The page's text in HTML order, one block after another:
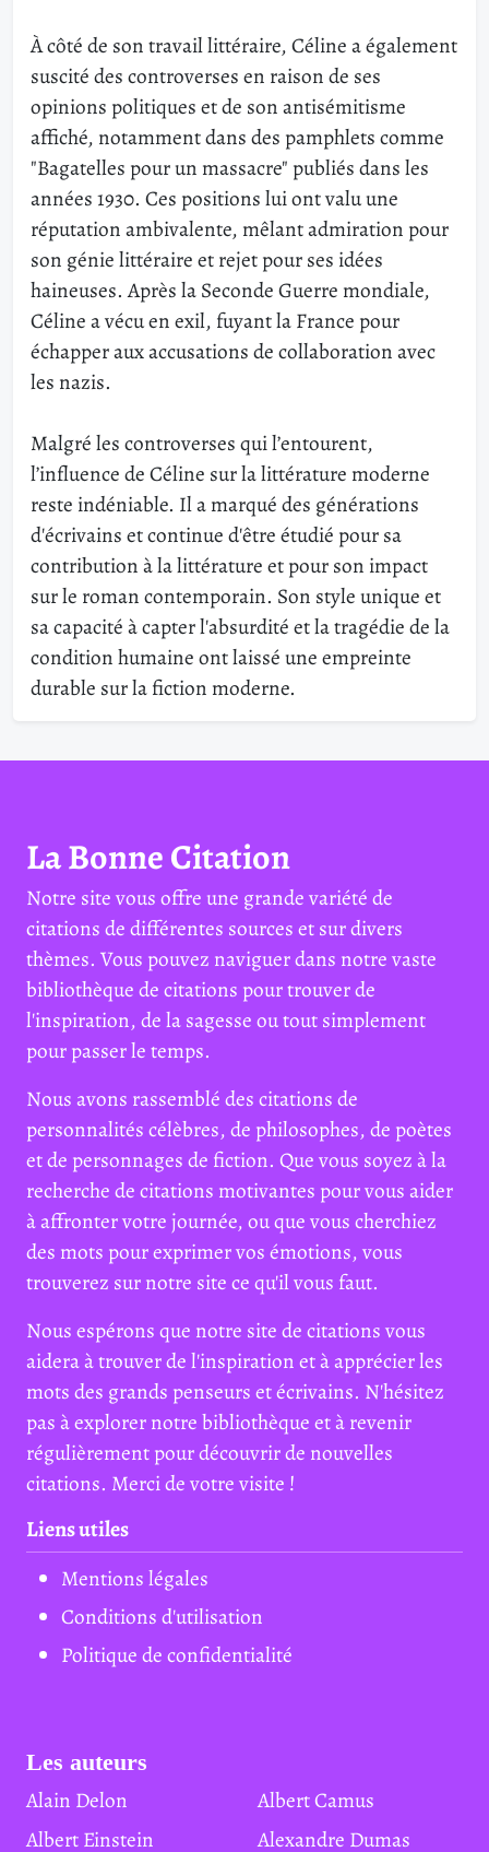
À côté de son travail littéraire, Céline a également
suscité des controverses en raison de ses
opinions politiques et de son antisémitisme
affiché, notamment dans des pamphlets comme
"Bagatelles pour un massacre" publiés dans les
années 1930. Ces positions lui ont valu une
réputation ambivalente, mêlant admiration pour
son génie littéraire et rejet pour ses idées
haineuses. Après la Seconde Guerre mondiale,
Céline a vécu en exil, fuyant la France pour
échapper aux accusations de collaboration avec
les nazis.
Malgré les controverses qui l’entourent,
l’influence de Céline sur la littérature moderne
reste indéniable. Il a marqué des générations
d'écrivains et continue d'être étudié pour sa
contribution à la littérature et pour son impact
sur le roman contemporain. Son style unique et
sa capacité à capter l'absurdité et la tragédie de la
condition humaine ont laissé une empreinte
durable sur la fiction moderne.
La Bonne Citation
Notre site vous offre une grande variété de
citations de différentes sources et sur divers
thèmes. Vous pouvez naviguer dans notre vaste
bibliothèque de citations pour trouver de
l'inspiration, de la sagesse ou tout simplement
pour passer le temps.
Nous avons rassemblé des citations de
personnalités célèbres, de philosophes, de poètes
et de personnages de fiction. Que vous soyez à la
recherche de citations motivantes pour vous aider
à affronter votre journée, ou que vous cherchiez
des mots pour exprimer vos émotions, vous
trouverez sur notre site ce qu'il vous faut.
Nous espérons que notre site de citations vous
aidera à trouver de l'inspiration et à apprécier les
mots des grands penseurs et écrivains. N'hésitez
pas à explorer notre bibliothèque et à revenir
régulièrement pour découvrir de nouvelles
citations. Merci de votre visite !
Liens utiles
Mentions légales
Conditions d'utilisation
Politique de confidentialité
Les auteurs
Alain Delon
Albert Camus
Albert Einstein
Alexandre Dumas